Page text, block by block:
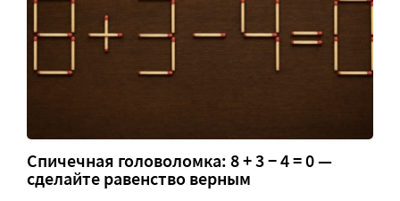
Спичечная головоломка: 8 + 3 − 4 = 0 —
сделайте равенство верным